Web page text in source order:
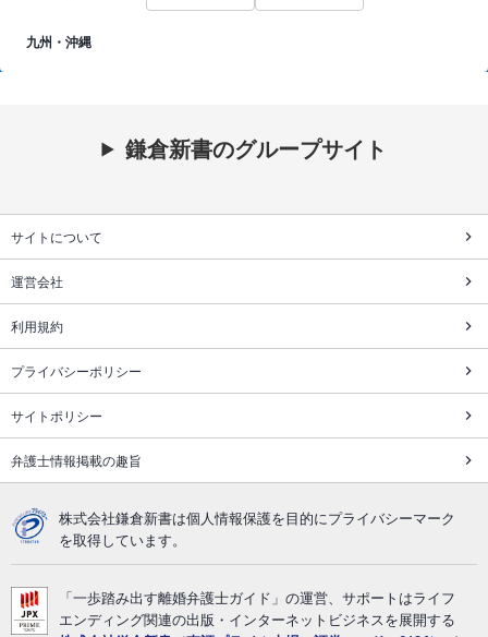
九州・沖縄
鎌倉新書のグループサイト
サイトについて
運営会社
利用規約
プライバシーポリシー
サイトポリシー
弁護士情報掲載の趣旨
株式会社鎌倉新書は個人情報保護を目的にプライバシーマーク
を取得しています。
「一歩踏み出す離婚弁護士ガイド」の運営、サポートはライフ
エンディング関連の出版・インターネットビジネスを展開する